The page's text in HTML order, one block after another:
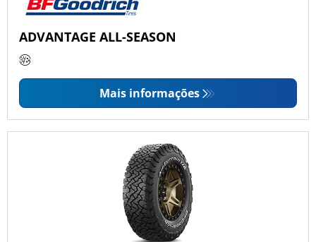
ADVANTAGE ALL-SEASON
Mais informações